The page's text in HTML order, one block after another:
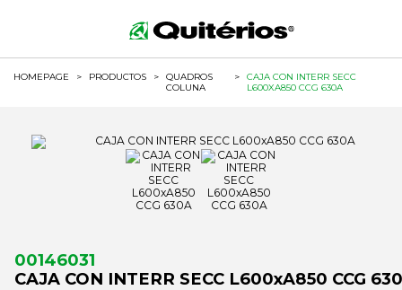
HOMEPAGE > PRODUCTOS >
QUADROS
COLUNA
>
CAJA CON INTERR SECC
L600XA850 CCG 630A
00146031
CAJA CON INTERR SECC L600xA850 CCG